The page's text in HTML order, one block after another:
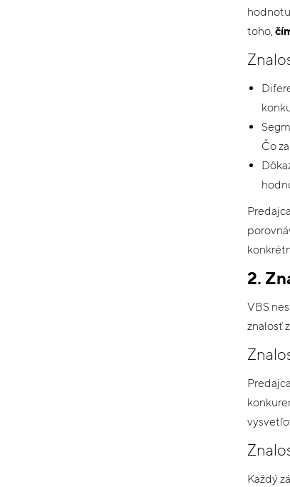
toho,
Čo
2.
VBS
znalosť
Každý